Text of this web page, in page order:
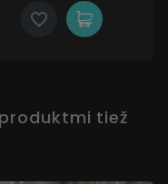
tiež